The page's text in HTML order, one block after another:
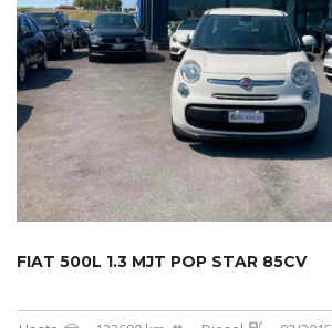
FIAT 500L 1.3 MJT POP STAR 85CV